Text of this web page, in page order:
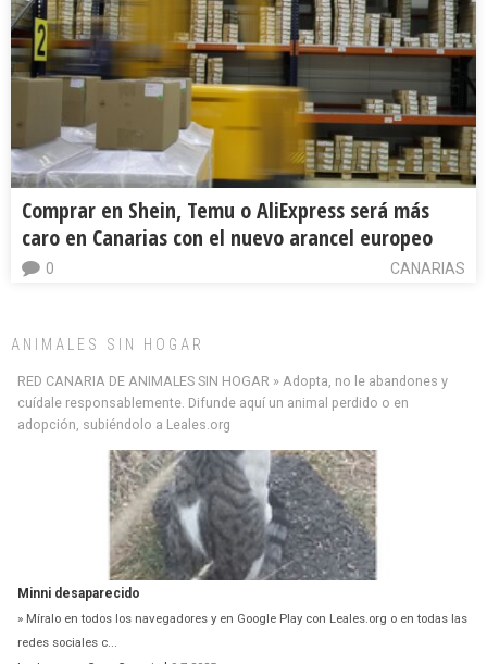
Comprar en Shein, Temu o AliExpress será más
caro en Canarias con el nuevo arancel europeo
CANARIAS
0
ANIMALES SIN HOGAR
RED CANARIA DE ANIMALES SIN HOGAR » Adopta, no le abandones y
cuídale responsablemente. Difunde aquí un animal perdido o en
adopción, subiéndolo a Leales.org
Minni desaparecido
» Míralo en todos los navegadores y en Google Play con Leales.org o en todas las
redes sociales c...